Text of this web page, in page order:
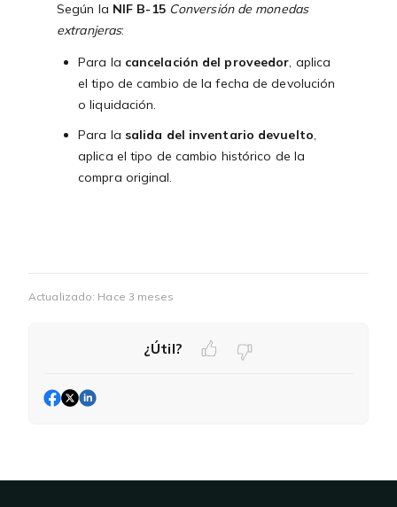
Según la NIF B-15 Conversión de monedas
extranjeras:
Para la cancelación del proveedor, aplica
el tipo de cambio de la fecha de devolución
o liquidación.
Para la salida del inventario devuelto,
aplica el tipo de cambio histórico de la
compra original.
Actualizado: Hace 3 meses
¿Útil?